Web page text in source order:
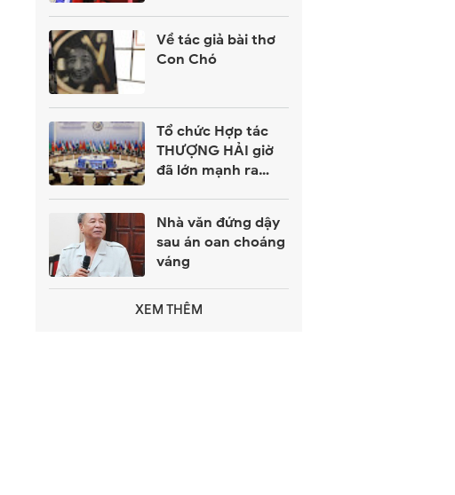
Về tác giả bài thơ
Con Chó
Tổ chức Hợp tác
THƯỢNG HẢI giờ
đã lớn mạnh ra
Nhà văn đứng dậy
sau án oan choáng
váng
XEM THÊM